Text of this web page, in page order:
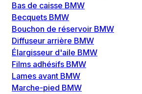
Bas de caisse BMW
Becquets BMW
Bouchon de réservoir BMW
Diffuseur arrière BMW
Élargisseur d'aile BMW
Films adhésifs BMW
Lames avant BMW
Marche-pied BMW